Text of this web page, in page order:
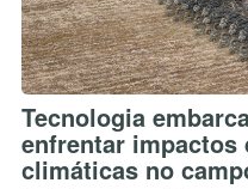
Tecnologia
enfrentar impactos
climáticas no